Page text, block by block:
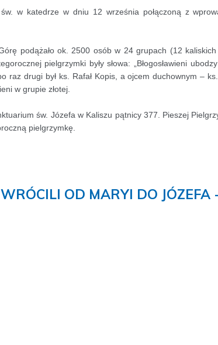
w katedrze w dniu 12 września połączoną z
podążało ok. 2500 osób w 24 grupach (12
pielgrzymki były słowa: „Błogosławieni
raz drugi był ks. Rafał Kopis, a ojcem duchownym –
w grupie złotej.
św. Józefa w Kaliszu pątnicy 377. Pieszej
pielgrzymkę.
OD MARYI DO